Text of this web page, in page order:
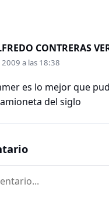
CONTRERAS
a las 18:38
es lo mejor que
del siglo